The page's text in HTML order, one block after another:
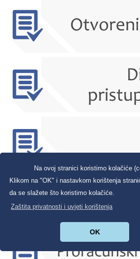
Na ovoj stranici koristimo kolačiće
Klikom na "OK" i nastavkom korištenja
da se slažete što koristimo kolačiće.
Zaštita privatnosti i uvjeti korištenja
OK